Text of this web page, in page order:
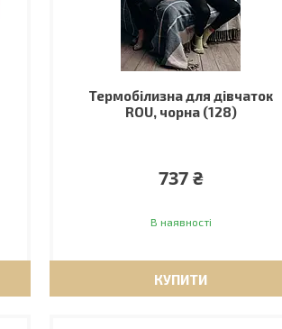
Термобілизна для дівчаток
ROU, чорна (128)
737 ₴
В наявності
КУПИТИ